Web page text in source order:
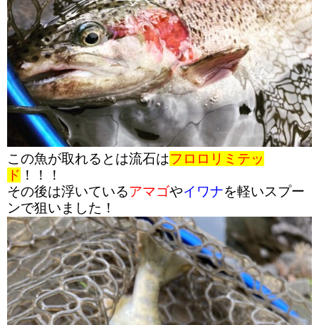
この魚が取れるとは流石はフロロリミテッ
ド ！！！
その後は浮いているアマゴやイワナを軽いスプー
ンで狙いました！